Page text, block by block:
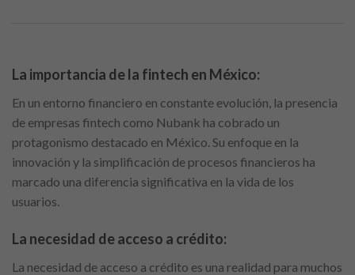
La importancia de la fintech en México:
En un entorno financiero en constante evolución, la presencia
de empresas fintech como Nubank ha cobrado un
protagonismo destacado en México. Su enfoque en la
innovación y la simplificación de procesos financieros ha
marcado una diferencia significativa en la vida de los
usuarios.
La necesidad de acceso a crédito:
La necesidad de acceso a crédito es una realidad para muchos